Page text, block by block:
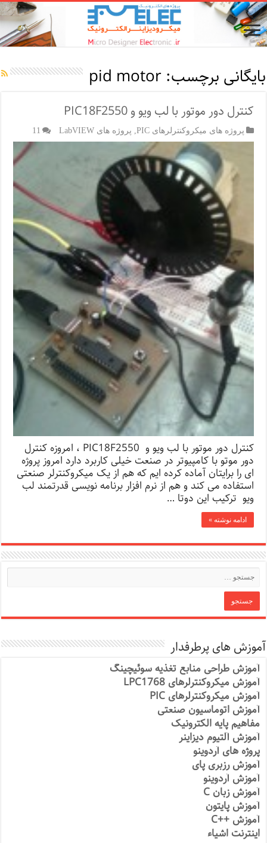
بایگانی برچسب:pid motor
کنترل دور موتور با لب ویو و PIC18F2550
پروژه های میکروکنترلرهای PIC پروژه های LabVIEW 11
کنترل دور موتور با لب ویو و PIC18F2550 ، امروزه کنترل
دور موتو با کامپیوتر در صنعت خیلی کاربرد دارد امروز پروژه
ای را برایتان آماده کرده ایم که هم از یک میکروکنترلر صنعتی
استفاده می کند و هم از نرم افزار برنامه نویسی قدرتمند لب
ویو ترکیب این دوتا …
ادامه نوشته »
آموزش های پرطرفدار
آموزش طراحی منابع تغذیه سوئیچینگ
آموزش میکروکنترلرهای LPC1768
آموزش میکروکنترلرهای PIC
آموزش اتوماسیون صنعتی
مفاهیم پایه الکترونیک
آموزش آلتیوم دیزاینر
پروژه های آردوینو
آموزش رزبری پای
آموزش آردوینو
آموزش زبان C
آموزش پایتون
آموزش ++C
اینترنت اشیاء